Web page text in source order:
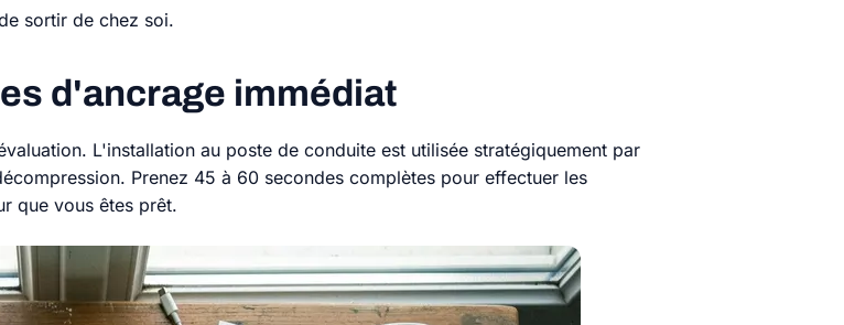
sortir de chez soi.
d'ancrage immédiat
L'installation au poste de conduite est utilisée stratégiquement par
Prenez 45 à 60 secondes complètes pour effectuer les
que vous êtes prêt.